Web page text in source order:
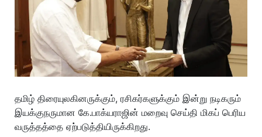
தமிழ் திரையுலகினருக்கும், ரசிகர்களுக்கும் இன்று நடிகரும்
இயக்குநருமான கே.பாக்யராஜின் மறைவு செய்தி மிகப் பெரிய
வருத்தத்தை ஏற்படுத்தியிருக்கிறது.